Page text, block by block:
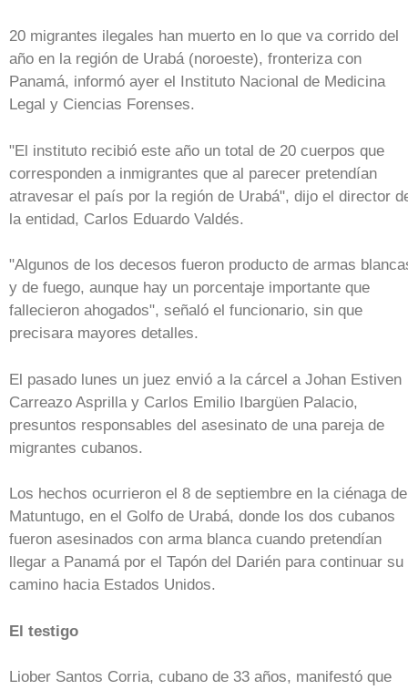
20 migrantes ilegales han muerto en lo que va corrido del
año en la región de Urabá (noroeste), fronteriza con
Panamá, informó ayer el Instituto Nacional de Medicina
Legal y Ciencias Forenses.
"El instituto recibió este año un total de 20 cuerpos que
corresponden a inmigrantes que al parecer pretendían
atravesar el país por la región de Urabá", dijo el director
la entidad, Carlos Eduardo Valdés.
"Algunos de los decesos fueron producto de armas
y de fuego, aunque hay un porcentaje importante que
fallecieron ahogados", señaló el funcionario, sin que
precisara mayores detalles.
El pasado lunes un juez envió a la cárcel a Johan Estiven
Carreazo Asprilla y Carlos Emilio Ibargüen Palacio,
presuntos responsables del asesinato de una pareja de
migrantes cubanos.
Los hechos ocurrieron el 8 de septiembre en la ciénaga de
Matuntugo, en el Golfo de Urabá, donde los dos cubanos
fueron asesinados con arma blanca cuando pretendían
llegar a Panamá por el Tapón del Darién para continuar su
camino hacia Estados Unidos.
El testigo
Liober Santos Corria, cubano de 33 años, manifestó que